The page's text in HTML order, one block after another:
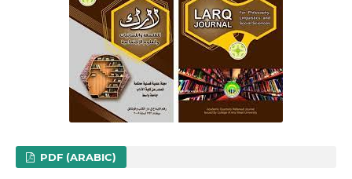
PDF (ARABIC)